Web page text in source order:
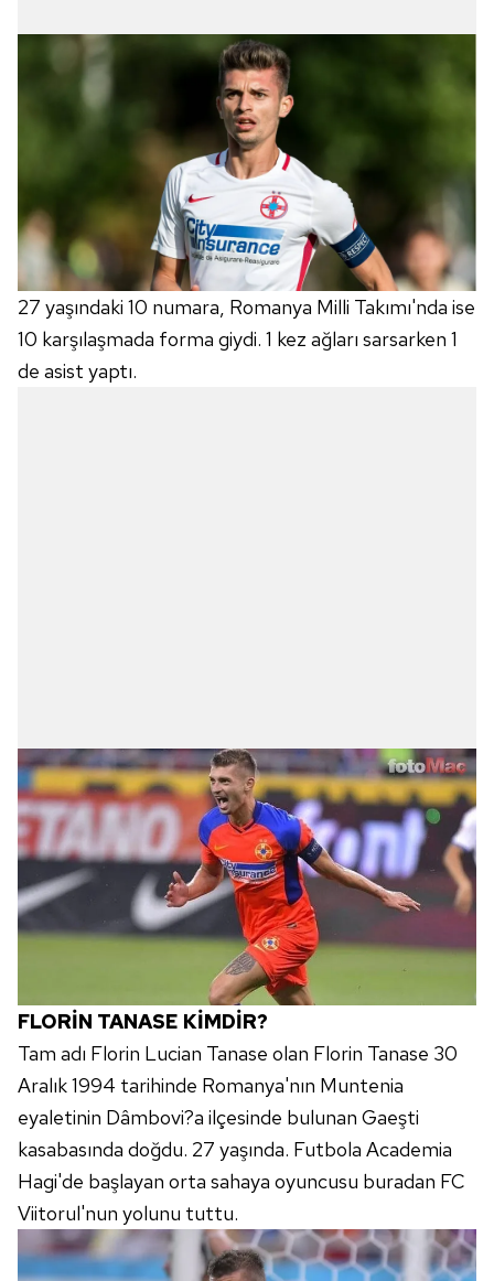
27 yaşındaki 10 numara, Romanya Milli Takımı'nda ise
10 karşılaşmada forma giydi. 1 kez ağları sarsarken 1
de asist yaptı.
FLORİN TANASE KİMDİR?
Tam adı Florin Lucian Tanase olan Florin Tanase 30
Aralık 1994 tarihinde Romanya'nın Muntenia
eyaletinin Dâmbovi?a ilçesinde bulunan Gaeşti
kasabasında doğdu. 27 yaşında. Futbola Academia
Hagi'de başlayan orta sahaya oyuncusu buradan FC
Viitorul'nun yolunu tuttu.